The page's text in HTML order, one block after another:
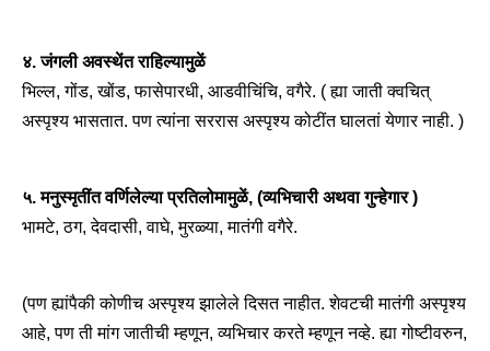
४. जंगली अवस्थेंत राहिल्यामुळें
भिल्ल, गोंड, खोंड, फासेपारधी, आडवीचिंचि, वगैरे. ( ह्या जाती क्वचित्
अस्पृश्य भासतात. पण त्यांना सररास अस्पृश्य कोटींत घालतां येणार नाही. )
५. मनुस्मृतींत वर्णिलेल्या प्रतिलोमामुळें, (व्यभिचारी अथवा गुन्हेगार )
भामटे, ठग, देवदासी, वाघे, मुरळ्या, मातंगी वगैरे.
(पण ह्यांपैकी कोणीच अस्पृश्य झालेले दिसत नाहीत. शेवटची मातंगी अस्पृश्य
आहे, पण ती मांग जातीची म्हणून, व्यभिचार करते म्हणून नव्हे. ह्या गोष्टीवरुन,